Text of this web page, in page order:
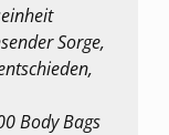
Sorge,
Body Bags